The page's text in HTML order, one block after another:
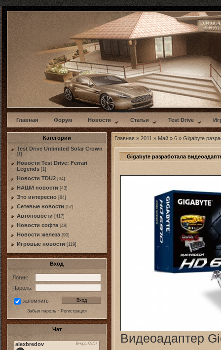
w
Главная Форум Новости Статьи Test Drive
Категории
Test Drive Unlimited Solar Crown
[1]
Новости Test Drive: Ferrari
Legends [1]
Новости TDU2 [34]
НАШИ новости [43]
Это интересно [84]
Сетевые новости [57]
Автоновости [417]
Новости софта [48]
Новоcти железа [90]
Игровые новости [119]
Вход
Логин:
Пароль:
запомнить
Забыл пароль· Регистрация
Чат
Главная » 2011 » Май » 6 » Gigabyte
Gigabyte разработала
Видеоадаптер